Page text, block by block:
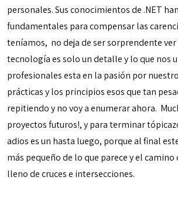
personales. Sus conocimientos de .NET
fundamentales para compensar las
teníamos, no deja de ser sorprendente
tecnología es solo un detalle y lo que nos
profesionales esta en la pasión por
prácticas y los principios esos que tan
repitiendo y no voy a enumerar ahora.
proyectos futuros!, y para terminar
adios es un hasta luego, porque al final
más pequeño de lo que parece y el
lleno de cruces e intersecciones.